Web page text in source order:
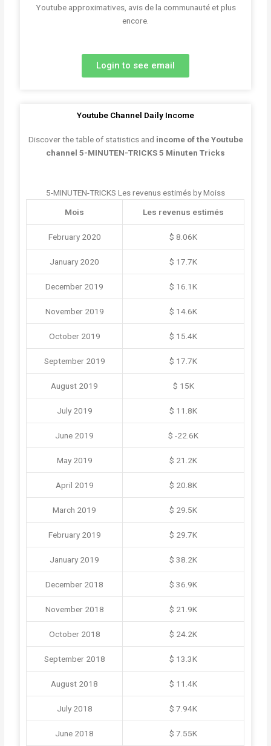
Youtube approximatives, avis de la communauté et plus
encore.
Login to see email
Youtube Channel Daily Income
Discover the table of statistics and income of the Youtube
channel 5-MINUTEN-TRICKS 5 Minuten Tricks
5-MINUTEN-TRICKS Les revenus estimés by Moiss
Mois
Les revenus estimés
February 2020 $ 8.06K
January 2020 $ 17.7K
December 2019 $ 16.1K
November 2019 $ 14.6K
October 2019 $ 15.4K
September 2019 $ 17.7K
August 2019 $ 15K
July 2019 $ 11.8K
June 2019 $ -22.6K
May 2019 $ 21.2K
April 2019 $ 20.8K
March 2019 $ 29.5K
February 2019 $ 29.7K
January 2019 $ 38.2K
December 2018 $ 36.9K
November 2018 $ 21.9K
October 2018 $ 24.2K
September 2018 $ 13.3K
August 2018 $ 11.4K
July 2018 $ 7.94K
June 2018 $ 7.55K